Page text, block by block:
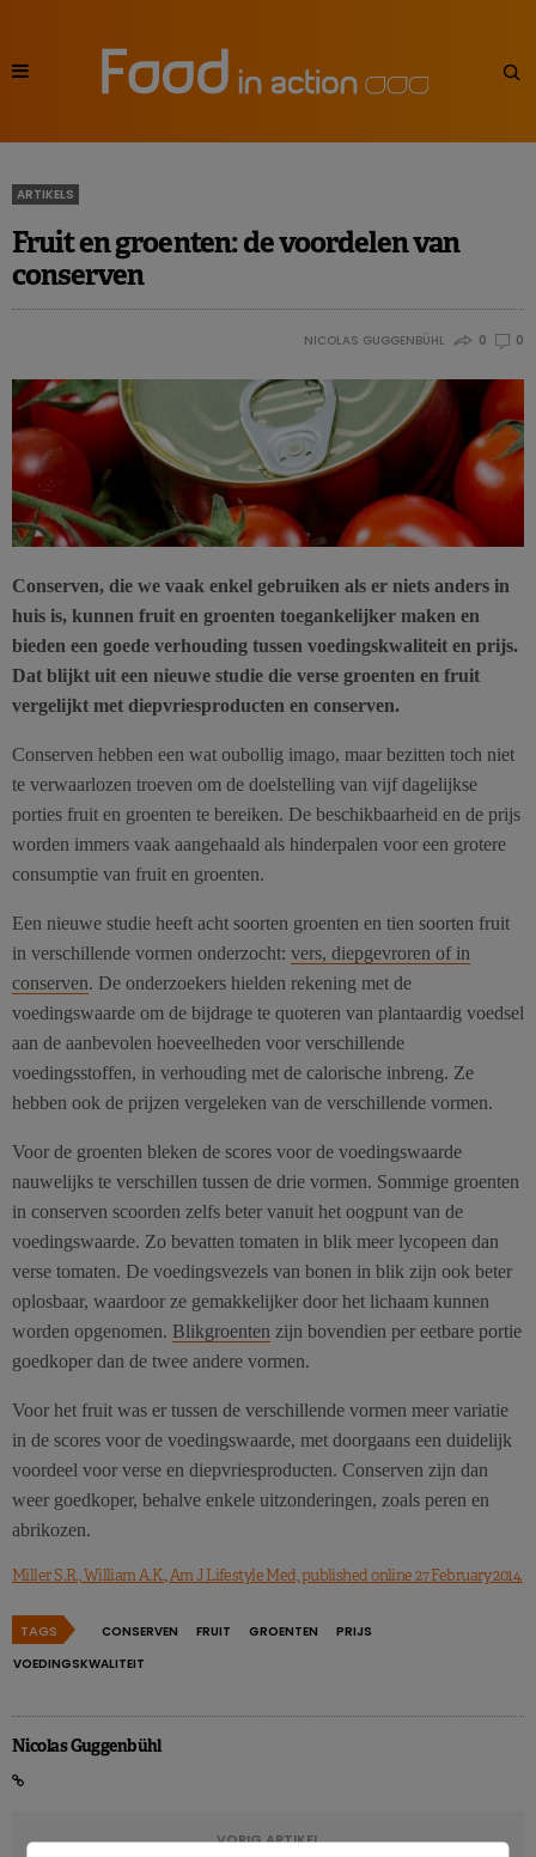
ARTIKELS
Fruit en groenten: de voordelen van
conserven
NICOLAS GUGGENBÜHL 0 0
Conserven, die we vaak enkel gebruiken als er niets anders in
huis is, kunnen fruit en groenten toegankelijker maken en
bieden een goede verhouding tussen voedingskwaliteit en prijs.
Dat blijkt uit een nieuwe studie die verse groenten en fruit
vergelijkt met diepvriesproducten en conserven.
Conserven hebben een wat oubollig imago, maar bezitten toch niet
te verwaarlozen troeven om de doelstelling van vijf dagelijkse
porties fruit en groenten te bereiken. De beschikbaarheid en de prijs
worden immers vaak aangehaald als hinderpalen voor een grotere
consumptie van fruit en groenten.
Een nieuwe studie heeft acht soorten groenten en tien soorten fruit
in verschillende vormen onderzocht: vers, diepgevroren of in
conserven. De onderzoekers hielden rekening met de
voedingswaarde om de bijdrage te quoteren van plantaardig voedsel
aan de aanbevolen hoeveelheden voor verschillende
voedingsstoffen, in verhouding met de calorische inbreng. Ze
hebben ook de prijzen vergeleken van de verschillende vormen.
Voor de groenten bleken de scores voor de voedingswaarde
nauwelijks te verschillen tussen de drie vormen. Sommige groenten
in conserven scoorden zelfs beter vanuit het oogpunt van de
voedingswaarde. Zo bevatten tomaten in blik meer lycopeen dan
verse tomaten. De voedingsvezels van bonen in blik zijn ook beter
oplosbaar, waardoor ze gemakkelijker door het lichaam kunnen
worden opgenomen. Blikgroenten zijn bovendien per eetbare portie
goedkoper dan de twee andere vormen.
Voor het fruit was er tussen de verschillende vormen meer variatie
in de scores voor de voedingswaarde, met doorgaans een duidelijk
voordeel voor verse en diepvriesproducten. Conserven zijn dan
weer goedkoper, behalve enkele uitzonderingen, zoals peren en
abrikozen.
Miller S.R., William A.K., Am J Lifestyle Med, published online 27 February 2014.
TAGS CONSERVEN FRUIT GROENTEN
PRIJS
VOEDINGSKWALITEIT
Nicolas Guggenbühl
VORIG ARTIKEL